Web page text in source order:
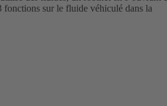
fonctions sur le fluide véhiculé dans la